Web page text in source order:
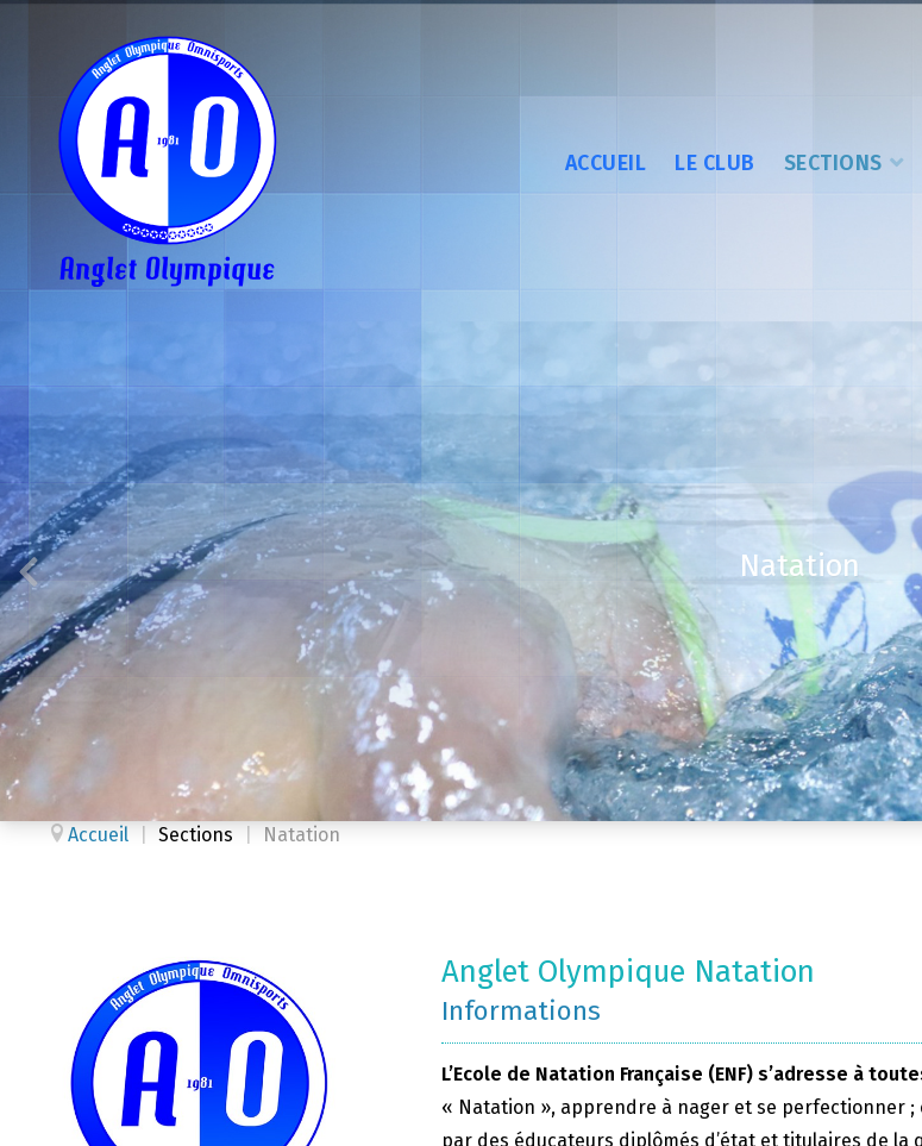
ACCUEIL LE CLUB SECTIONS
Natation
Accueil Sections Natation
Anglet Olympique Natation
Informations
L’Ecole de Natation Française (ENF) s’adresse à
« Natation », apprendre à nager et se perfectionner ;
par des éducateurs diplômés d’état et titulaires de la